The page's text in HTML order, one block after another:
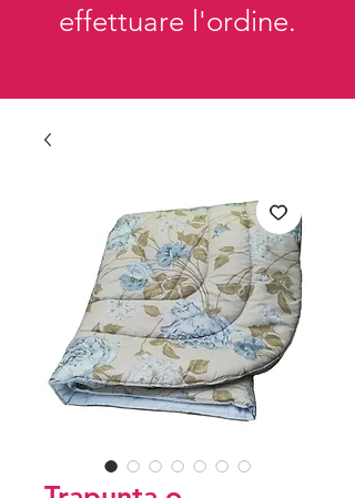
effettuare l'ordine.